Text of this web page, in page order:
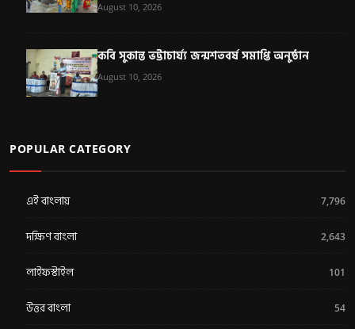
August 10, 2026
কবি সুকান্ত ভট্টাচার্য্য জন্মশতবর্ষ সমাপ্তি অনুষ্ঠান
August 10, 2026
POPULAR CATEGORY
এই বাংলায় 7,796
দক্ষিণ বাংলা 2,643
লাইফস্টাইল 101
উত্তর বাংলা 54